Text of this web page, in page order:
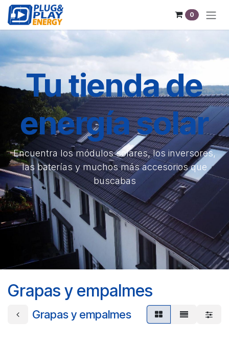
Ir al contenido
0
Tu tienda de
energía solar
Encuentra los módulos solares, los inversores,
las baterías y muchos más accesorios que
buscabas
Grapas y empalmes
Grapas y empalmes